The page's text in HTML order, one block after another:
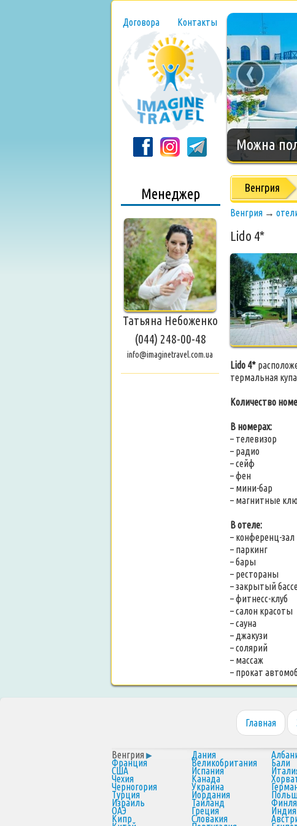
Договора Контакты
‹
Менеджер
Татьяна Небоженко
(044) 248-00-48
info@imaginetravel.com.ua
Венгрия
Венгрия →
Lido 4*
Lido 4*
термальная
Количество
В номерах:
– телевизор
– радио
– сейф
– фен
– мини-бар
– магнитные
В отеле:
– конференц-зал
– паркинг
– бары
– рестораны
– закрытый
– фитнесс-клуб
– салон красоты
– сауна
– джакузи
– солярий
– массаж
– прокат
Главная
Венгрия Дания
Франция Великобритания Бали
США Испания
Чехия Канада
Черногория Украина
Турция Иордания
Израиль Таиланд
ОАЭ Греция Индия
Кипр Словакия